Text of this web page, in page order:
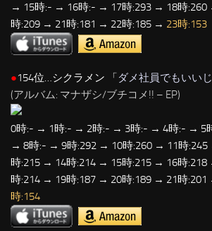
→ 15時:- → 16時:- → 17時:293 → 18時:260
時:209 → 21時:181 → 22時:185 → 23時:153
●154位…シクラメン 「ダメ社員でもいいじ
(アルバム: マナザシ/ブチコメ!! – EP)
0時:- → 1時:- → 2時:- → 3時:- → 4時:- → 5
→ 8時:- → 9時:292 → 10時:260 → 11時
時:215 → 14時:214 → 15時:215 → 16時
時:214 → 19時:187 → 20時:189 → 21時
時:154